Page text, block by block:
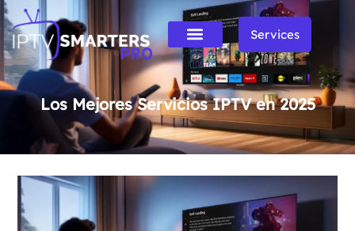
Services
Los Mejores Servicios IPTV en 2025